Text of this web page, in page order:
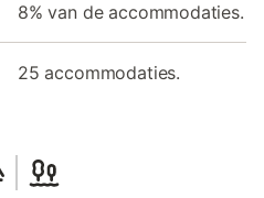
8% van de accommodaties.
25 accommodaties.